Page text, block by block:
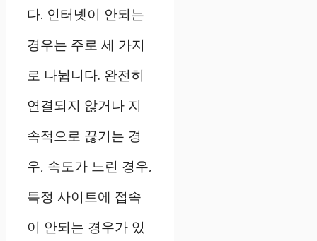
다. 인터넷이 안되는
경우는 주로 세 가지
로 나뉩니다. 완전히
연결되지 않거나 지
속적으로 끊기는 경
우, 속도가 느린 경우,
특정 사이트에 접속
이 안되는 경우가 있